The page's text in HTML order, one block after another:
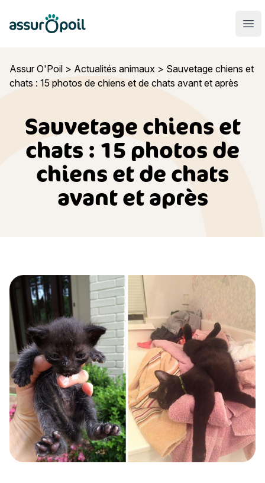
Assur O'Poil
Assur O'Poil > Actualités animaux > Sauvetage chiens et
chats : 15 photos de chiens et de chats avant et après
Sauvetage chiens et
chats : 15 photos de
chiens et de chats
avant et après
Sauvetage chiens et chats : 15 photos de chiens et de